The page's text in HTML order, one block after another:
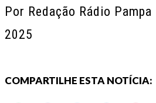
Por Redação Rádio Pampa
2025
COMPARTILHE ESTA NOTÍCIA: